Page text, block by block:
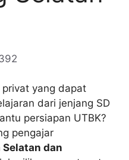
yang dapat
dari jenjang SD
persiapan UTBK?
pengajar
dan